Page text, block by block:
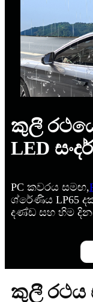
කුලී රථයේ
LED
PC කවරය සමඟ,
ශ්රේණිය LP65
දණ්ඩ සහ හිම
කුලී රථය